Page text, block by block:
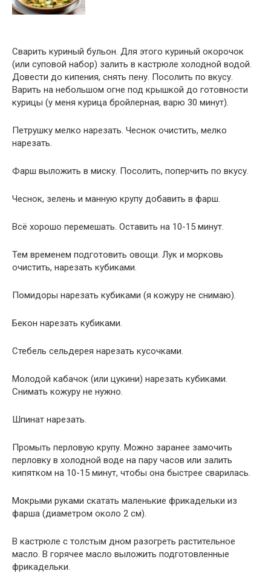
Сварить куриный бульон. Для этого куриный окорочок
(или суповой набор) залить в кастрюле холодной водой.
Довести до кипения, снять пену. Посолить по вкусу.
Варить на небольшом огне под крышкой до готовности
курицы (у меня курица бройлерная, варю 30 минут).
Петрушку мелко нарезать. Чеснок очистить, мелко
нарезать.
Фарш выложить в миску. Посолить, поперчить по вкусу.
Чеснок, зелень и манную крупу добавить в фарш.
Всё хорошо перемешать. Оставить на 10-15 минут.
Тем временем подготовить овощи. Лук и морковь
очистить, нарезать кубиками.
Помидоры нарезать кубиками (я кожуру не снимаю).
Бекон нарезать кубиками.
Стебель сельдерея нарезать кусочками.
Молодой кабачок (или цукини) нарезать кубиками.
Снимать кожуру не нужно.
Шпинат нарезать.
Промыть перловую крупу. Можно заранее замочить
перловку в холодной воде на пару часов или залить
кипятком на 10-15 минут, чтобы она быстрее сварилась.
Мокрыми руками скатать маленькие фрикадельки из
фарша (диаметром около 2 см).
В кастрюле с толстым дном разогреть растительное
масло. В горячее масло выложить подготовленные
фрикадельки.